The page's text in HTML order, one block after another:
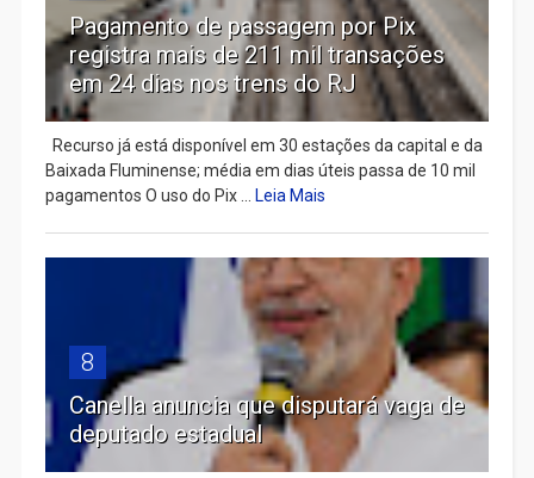
Pagamento de passagem por Pix
registra mais de 211 mil transações
em 24 dias nos trens do RJ
Recurso já está disponível em 30 estações da capital e da
Baixada Fluminense; média em dias úteis passa de 10 mil
pagamentos O uso do Pix ... Leia Mais
8
Canella anuncia que disputará vaga de
deputado estadual